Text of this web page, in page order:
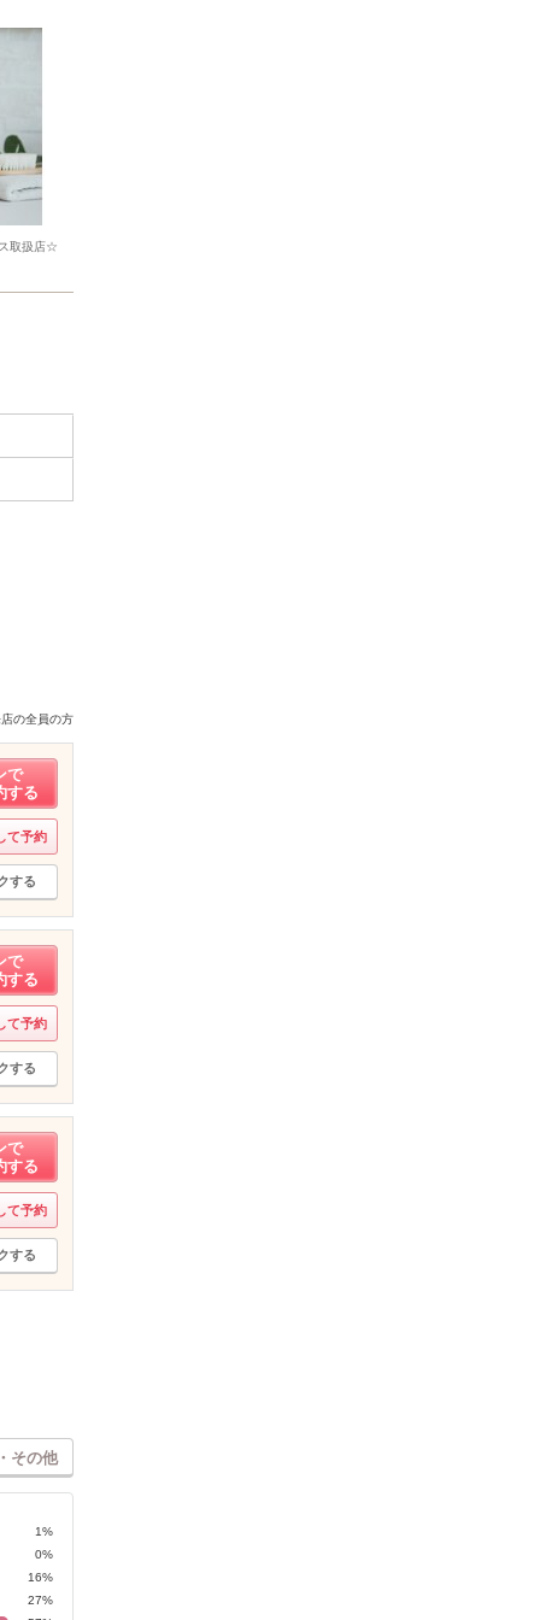
取扱店☆
の全員の方
で
する
て予約
する
で
する
て予約
する
で
する
て予約
する
その他
1%
0%
16%
27%